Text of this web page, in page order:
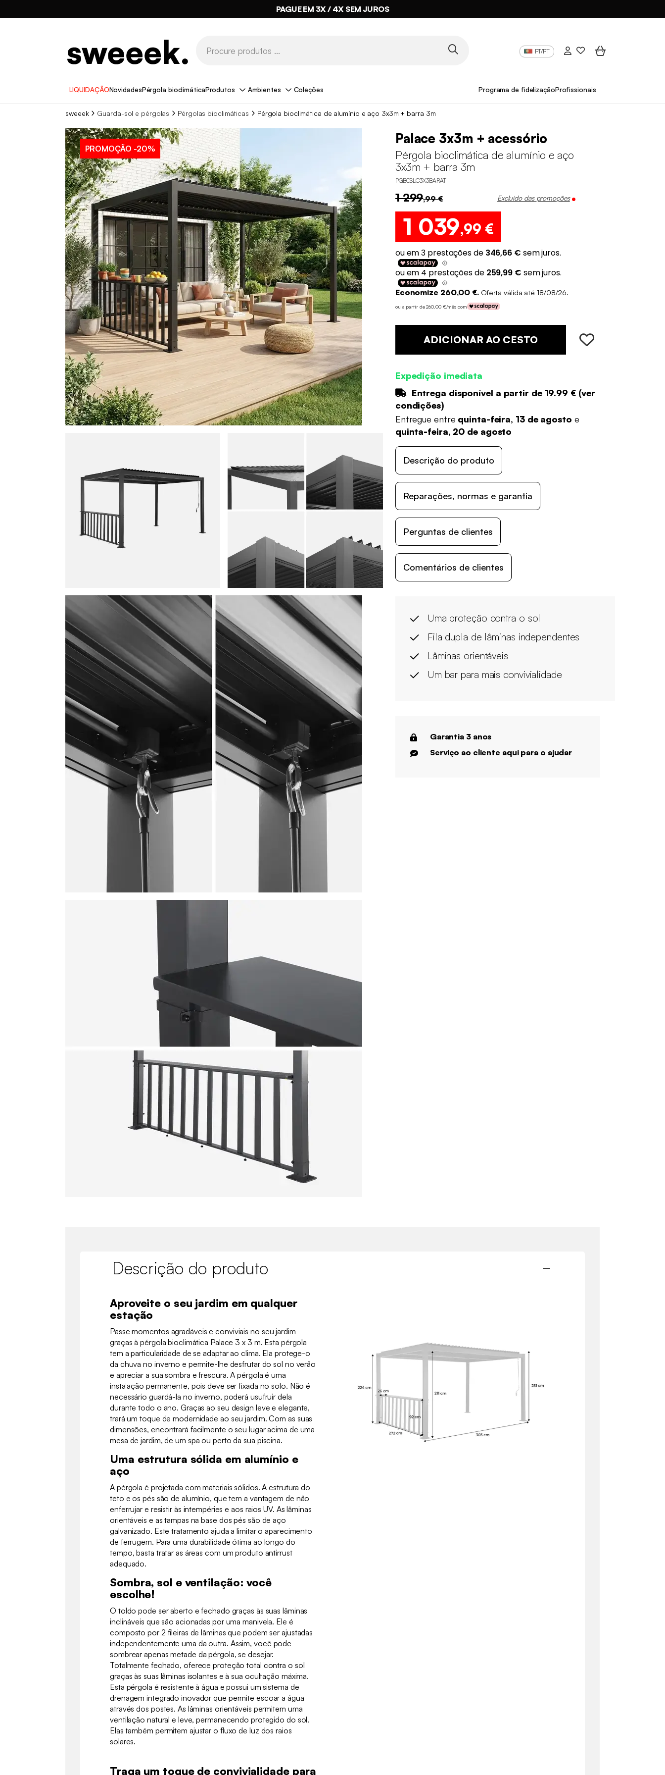
PAGUE EM 3X / 4X SEM JUROS
PT/PT
LIQUIDAÇÃONovidadesPérgola bioclimáticaProdutos Ambientes Coleções Programa de fidelizaçãoProfissionais
sweeek Guarda-sol e pérgolas Pérgolas bioclimáticas Pérgola bioclimática de alumínio e aço 3x3m + barra 3m
PROMOÇÃO -20%
Palace 3x3m + acessório
Pérgola bioclimática de alumínio e aço
3x3m + barra 3m
PGBCSLC3X3BARAT
1 299,99 € Excluído das promoções
1 039,99 €
Economize 260,00 €. Oferta válida até 18/08/26.
ou a partir de 260,00 €/mês com
ADICIONAR AO CESTO
Expedição imediata
Entrega disponível a partir de 19.99 €(ver
condições)
Entregue entre quinta-feira, 13 de agosto e
quinta-feira, 20 de agosto
Descrição do produto
Reparações, normas e garantia
Perguntas de clientes
Comentários de clientes
Uma proteção contra o sol
Fila dupla de lâminas independentes
Lâminas orientáveis
Um bar para mais convivialidade
Garantia 3 anos
Serviço ao cliente aqui para o ajudar
Descrição do produto
Aproveite o seu jardim em qualquer
estação
Passe momentos agradáveis e conviviais no seu jardim
graças à pérgola bioclimática Palace 3 x 3 m. Esta pérgola
tem a particularidade de se adaptar ao clima. Ela protege-o
da chuva no inverno e permite-lhe desfrutar do sol no verão
e apreciar a sua sombra e frescura. A pérgola é uma
instalação permanente, pois deve ser fixada no solo. Não é
necessário guardá-la no inverno, poderá usufruir dela
durante todo o ano. Graças ao seu design leve e elegante,
trará um toque de modernidade ao seu jardim. Com as suas
dimensões, encontrará facilmente o seu lugar acima de uma
mesa de jardim, de um spa ou perto da sua piscina.
Uma estrutura sólida em alumínio e
aço
A pérgola é projetada com materiais sólidos. A estrutura do
teto e os pés são de alumínio, que tem a vantagem de não
enferrujar e resistir às intempéries e aos raios UV. As lâminas
orientáveis e as tampas na base dos pés são de aço
galvanizado. Este tratamento ajuda a limitar o aparecimento
de ferrugem. Para uma durabilidade ótima ao longo do
tempo, basta tratar as áreas com um produto antirrust
adequado.
Sombra, sol e ventilação: você
escolhe!
O toldo pode ser aberto e fechado graças às suas lâminas
inclináveis que são acionadas por uma manivela. Ele é
composto por 2 fileiras de lâminas que podem ser ajustadas
independentemente uma da outra. Assim, você pode
sombrear apenas metade da pérgola, se desejar.
Totalmente fechado, oferece proteção total contra o sol
graças às suas lâminas isolantes e à sua ocultação máxima.
Esta pérgola é resistente à água e possui um sistema de
drenagem integrado inovador que permite escoar a água
através dos postes. As lâminas orientáveis permitem uma
ventilação natural e leve, permanecendo protegido do sol.
Elas também permitem ajustar o fluxo de luz dos raios
solares.
Traga um toque de convivialidade para